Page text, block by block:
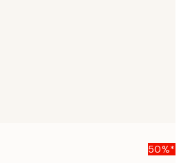
50%*